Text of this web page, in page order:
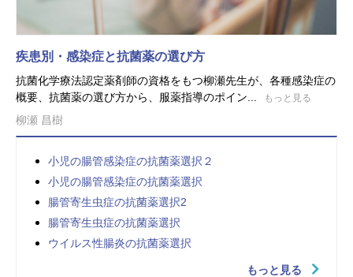
疾患別・感染症と抗菌薬の選び方
抗菌化学療法認定薬剤師の資格をもつ柳瀬先生が、各種感染症の
概要、抗菌薬の選び方から、服薬指導のポイン...
もっと見る
柳瀬 昌樹
小児の腸管感染症の抗菌薬選択２
小児の腸管感染症の抗菌薬選択
腸管寄生虫症の抗菌薬選択2
腸管寄生虫症の抗菌薬選択
ウイルス性腸炎の抗菌薬選択
もっと見る